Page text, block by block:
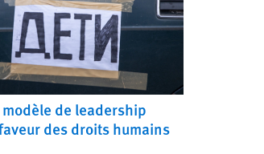
de leadership
des droits humains